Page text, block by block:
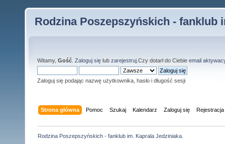
Rodzina Poszepszyńskich - fanklub
Witamy, Gość Zaloguj się lub zarejestruj .Czy dotarł do Ciebie email
Zaloguj się podając nazwę użytkownika, hasło i długość sesji
Strona główna Pomoc Szukaj Kalendarz Zaloguj się Rejestracja
Rodzina Poszepszyńskich - fanklub im. Kaprala Jedziniaka.